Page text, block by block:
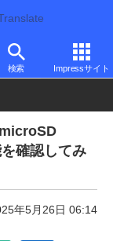
検索 Impressサイト
その他
確認してみ
年5月26日 06:14